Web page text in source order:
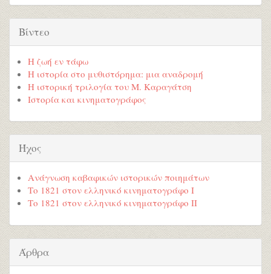
Βίντεο
Η ζωή εν τάφω
Η ιστορία στο μυθιστόρημα: μια αναδρομή
Η ιστορική τριλογία του Μ. Καραγάτση
Ιστορία και κινηματογράφος
Ήχος
Ανάγνωση καβαφικών ιστορικών ποιημάτων
Το 1821 στον ελληνικό κινηματογράφο Ι
Το 1821 στον ελληνικό κινηματογράφο ΙΙ
Άρθρα